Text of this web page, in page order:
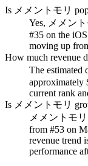
Is メメントモリ
Yes, メメント
#35 on the
moving up
How much revenue
The estimated
approximately
current rank
Is メメントモリ
メメントモ
from #53 on
revenue trend
performance